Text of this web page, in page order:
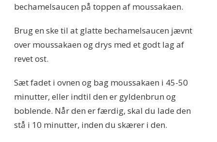
bechamelsaucen på toppen af moussakaen.
Brug en ske til at glatte bechamelsaucen jævnt
over moussakaen og drys med et godt lag af
revet ost.
Sæt fadet i ovnen og bag moussakaen i 45-50
minutter, eller indtil den er gyldenbrun og
boblende. Når den er færdig, skal du lade den
stå i 10 minutter, inden du skærer i den.